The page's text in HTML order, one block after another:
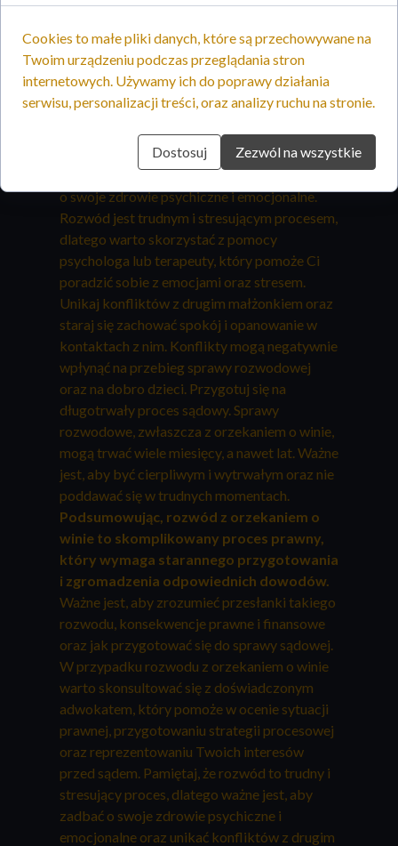
takie jak akt małżeństwa, akty urodzenia
wspólnego oraz wszelkie inne dokumenty,
które mogą mieć znaczenie dla sprawy.
Przygotuj listę świadków, którzy mogą
potwierdzić Twoje twierdzenia przed sądem.
Świadkowie powinni być osobami, które mają
wiedzę na temat Twojej sytuacji rodzinnej
oraz zachowania drugiego małżonka. Zadbaj
o swoje zdrowie psychiczne i emocjonalne.
Rozwód jest trudnym i stresującym procesem,
dlatego warto skorzystać z pomocy
psychologa lub terapeuty, który pomoże Ci
poradzić sobie z emocjami oraz stresem.
Unikaj konfliktów z drugim małżonkiem oraz
staraj się zachować spokój i opanowanie w
kontaktach z nim. Konflikty mogą negatywnie
wpłynąć na przebieg sprawy rozwodowej
oraz na dobro dzieci. Przygotuj się na
długotrwały proces sądowy. Sprawy
rozwodowe, zwłaszcza z orzekaniem o winie,
mogą trwać wiele miesięcy, a nawet lat. Ważne
jest, aby być cierpliwym i wytrwałym oraz nie
poddawać się w trudnych momentach.
Podsumowując, rozwód z orzekaniem o
winie to skomplikowany proces prawny,
który wymaga starannego przygotowania
i zgromadzenia odpowiednich dowodów.
Ważne jest, aby zrozumieć przesłanki takiego
rozwodu, konsekwencje prawne i finansowe
oraz jak przygotować się do sprawy sądowej.
W przypadku rozwodu z orzekaniem o winie
warto skonsultować się z doświadczonym
adwokatem, który pomoże w ocenie sytuacji
prawnej, przygotowaniu strategii procesowej
oraz reprezentowaniu Twoich interesów
przed sądem. Pamiętaj, że rozwód to trudny i
stresujący proces, dlatego ważne jest, aby
zadbać o swoje zdrowie psychiczne i
emocjonalne oraz unikać konfliktów z drugim
Cookies to małe pliki danych, które są przechowywane na
Twoim urządzeniu podczas przeglądania stron
internetowych. Używamy ich do poprawy działania
serwisu, personalizacji treści, oraz analizy ruchu na stronie.
Dostosuj Zezwól na wszystkie